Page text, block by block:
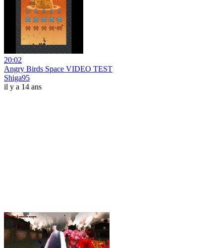
20:02
Angry Birds Space VIDEO TEST
Shiga95
il y a 14 ans